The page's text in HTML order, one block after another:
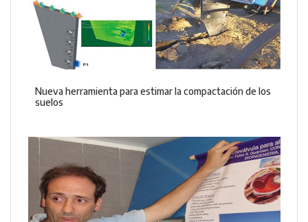
Nueva herramienta para estimar la compactación de los
suelos